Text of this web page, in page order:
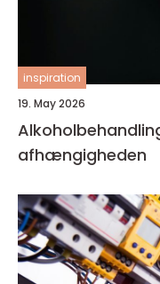
inspiration
19. May 2026
afhængigheden